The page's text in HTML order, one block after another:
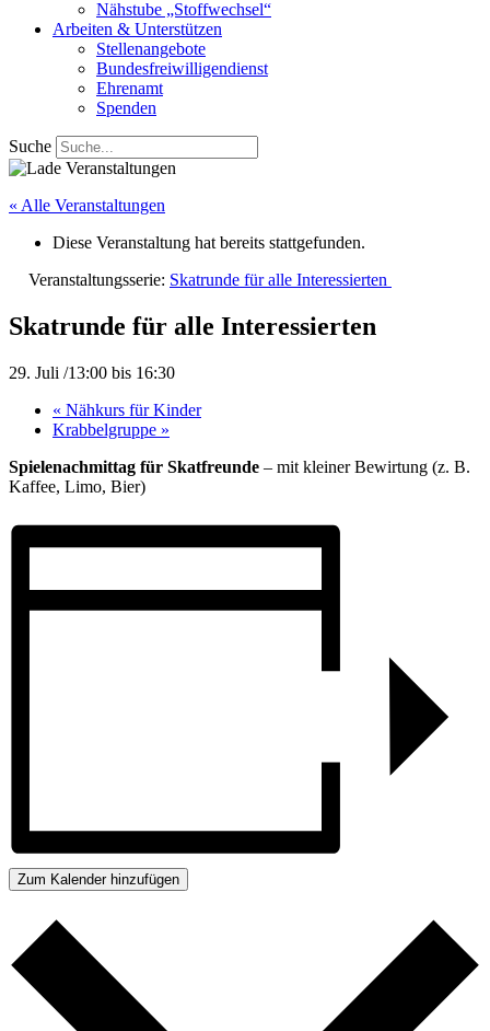
Nähstube „Stoffwechsel“
Arbeiten & Unterstützen
Stellenangebote
Bundesfreiwilligendienst
Ehrenamt
Spenden
Suche
« Alle Veranstaltungen
Diese Veranstaltung hat bereits stattgefunden.
Veranstaltungsserie: Skatrunde für alle Interessierten
Skatrunde für alle Interessierten
29. Juli /13:00 bis 16:30
« Nähkurs für Kinder
Krabbelgruppe »
Spielenachmittag für Skatfreunde – mit kleiner Bewirtung (z. B.
Kaffee, Limo, Bier)
Zum Kalender hinzufügen